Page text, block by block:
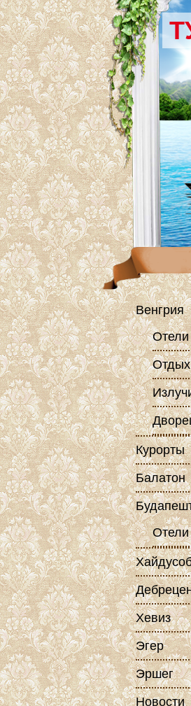
Венгрия
Отели
Отдых
Курорты
Балатон
Отели
Хевиз
Эгер
Эршег
Новости